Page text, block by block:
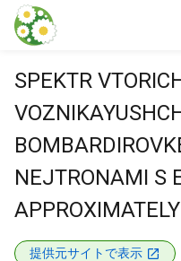
本文に飛ぶ
SPEKTR
NEJTRONAMI S
提供元サイトで表示